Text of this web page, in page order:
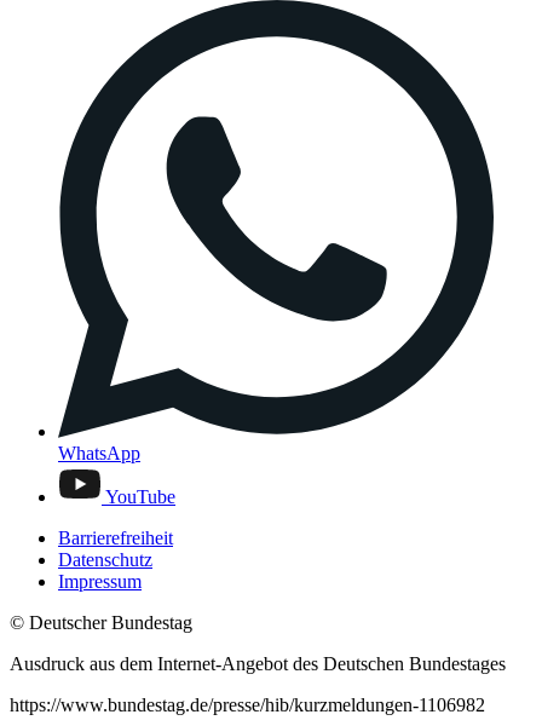
WhatsApp
YouTube
Barrierefreiheit
Datenschutz
Impressum
© Deutscher Bundestag
Ausdruck aus dem Internet-Angebot des Deutschen Bundestages
https://www.bundestag.de/presse/hib/kurzmeldungen-1106982